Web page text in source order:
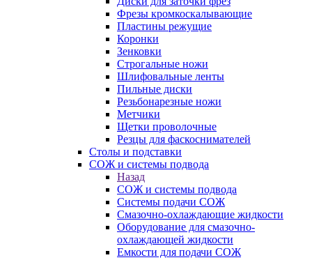
Фрезы кромкоскалывающие
Пластины режущие
Коронки
Зенковки
Строгальные ножи
Шлифовальные ленты
Пильные диски
Резьбонарезные ножи
Метчики
Щетки проволочные
Резцы для фаскоснимателей
Столы и подставки
СОЖ и системы подвода
Назад
СОЖ и системы подвода
Системы подачи СОЖ
Смазочно-охлаждающие жидкости
Оборудование для смазочно-
охлаждающей жидкости
Емкости для подачи СОЖ